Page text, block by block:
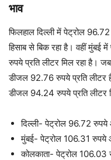
भाव
फिलहाल दिल्ली में पेट्रोल
हिसाब से बिक रहा है। वहीं
रुपये प्रति लीटर मिल रहा है।
डीजल 92.76 रुपये प्रति
डीजल 94.24 रुपये प्रति लीटर
दिल्ली- पेट्रोल 96.72
मुंबई- पेट्रोल 106.31 रुपये
कोलकाता- पेट्रोल